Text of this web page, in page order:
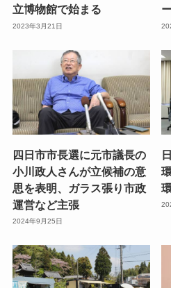
立博物館で始まる
2023年3月21日
四日市市長選に元市議長の
小川政人さんが立候補の意
思を表明、ガラス張り市政
運営など主張
2024年9月25日